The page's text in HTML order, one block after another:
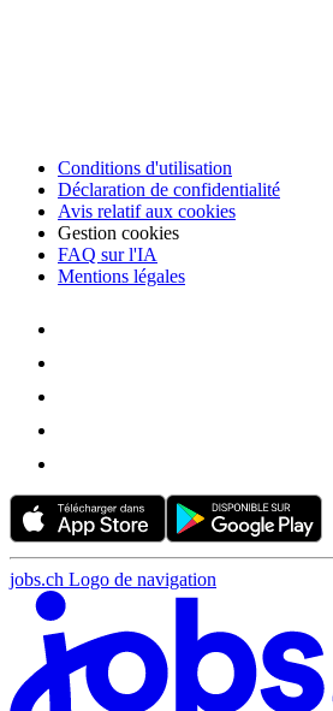
Conditions d'utilisation
Déclaration de confidentialité
Avis relatif aux cookies
Gestion cookies
FAQ sur l'IA
Mentions légales
jobs.ch Logo de navigation